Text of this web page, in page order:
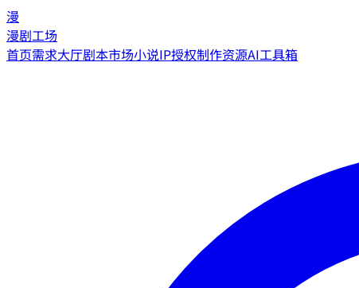
漫
漫剧工场
首页需求大厅剧本市场小说IP授权制作资源AI工具箱